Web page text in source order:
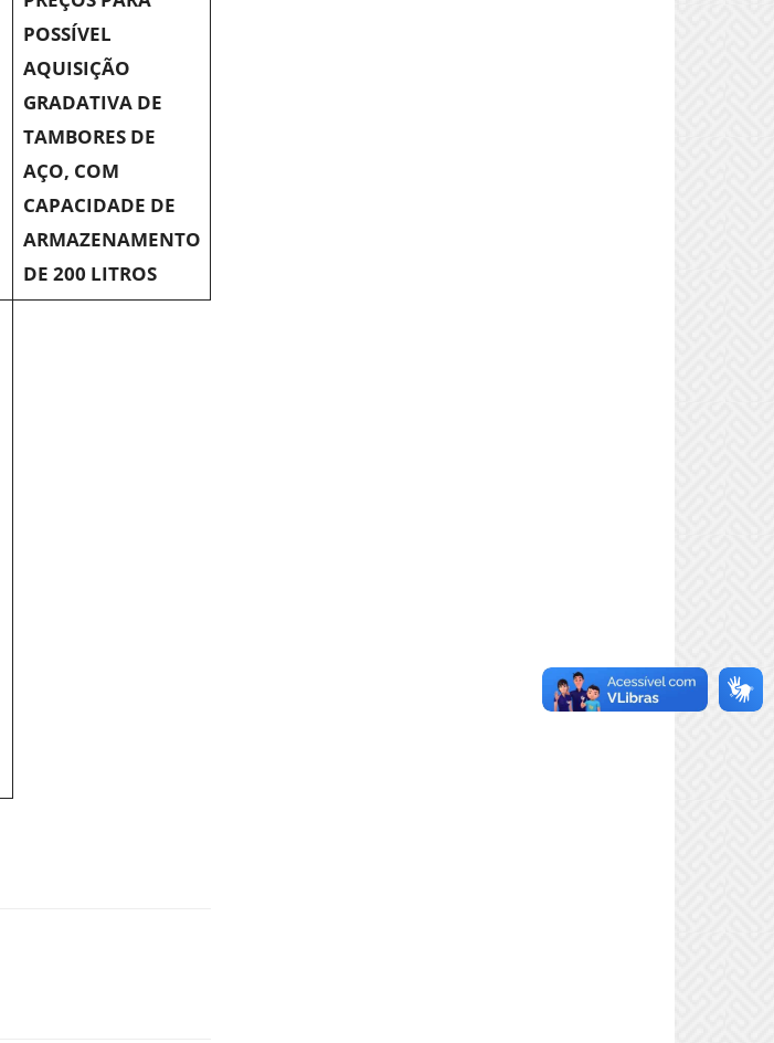
POSSÍVEL
AQUISIÇÃO
GRADATIVA DE
TAMBORES DE
AÇO, COM
CAPACIDADE DE
ARMAZENAMENTO
DE 200 LITROS